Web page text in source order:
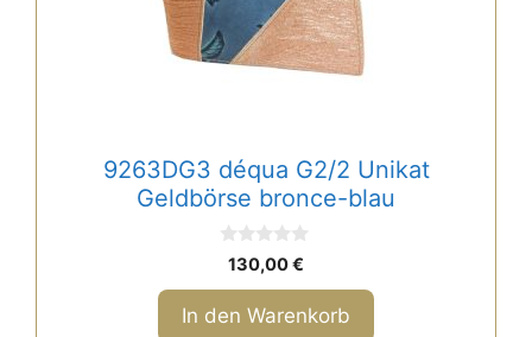
9263DG3 déqua G2/2 Unikat
Geldbörse bronce-blau
0
o
n
5
130,00€
In den Warenkorb